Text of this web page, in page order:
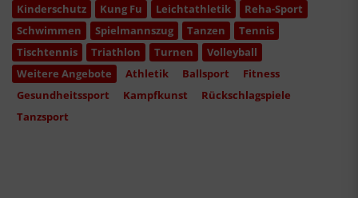
Kinderschutz
Kung Fu Leichtathletik
Reha-Sport
Schwimmen
Spielmannszug Tanzen
Tennis
Tischtennis
Triathlon Turnen
Volleyball
Weitere Angebote
Athletik Ballsport
Fitness
Gesundheitssport
Kampfkunst
Rückschlagspiele
Tanzsport